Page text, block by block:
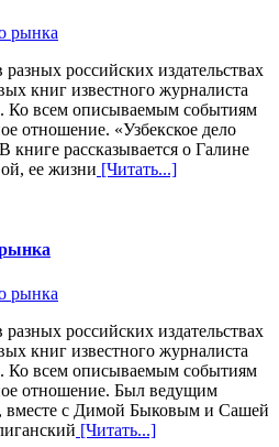
российских издательствах
книг известного журналиста
Ко всем описываемым событиям
отношение. «Узбекское дело
рассказывается о Галине
ее жизни [Читать...]
российских издательствах
книг известного журналиста
Ко всем описываемым событиям
отношение. Был ведущим
вместе с Димой Быковым и Сашей
[Читать...]